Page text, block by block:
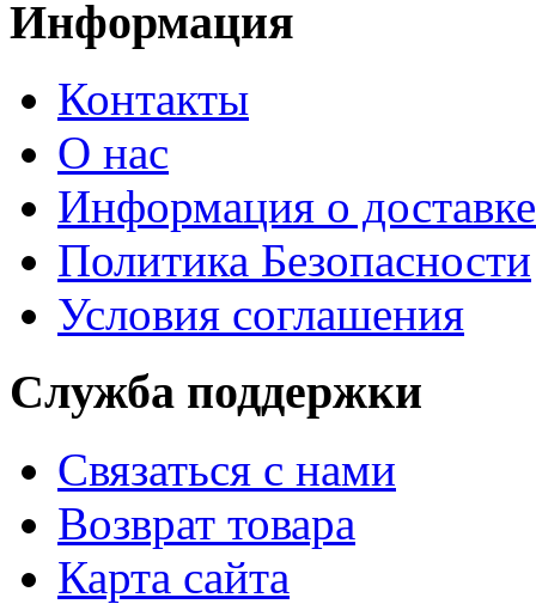
Информация
Контакты
О нас
Информация о доставке
Политика Безопасности
Условия соглашения
Служба поддержки
Связаться с нами
Возврат товара
Карта сайта